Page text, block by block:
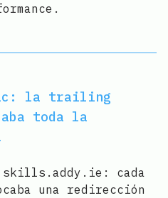
X
on Telegram
on Mastodon
la trailing
toda la
skills.addy.ie: cada
una redirección